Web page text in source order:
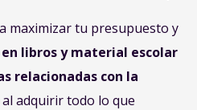
maximizar tu presupuesto y
libros y material escolar
relacionadas con la
adquirir todo lo que